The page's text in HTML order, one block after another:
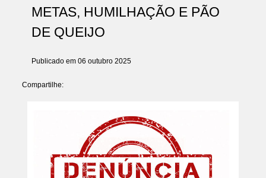
METAS, HUMILHAÇÃO E PÃO
DE QUEIJO
Publicado em 06 outubro 2025
Compartilhe: